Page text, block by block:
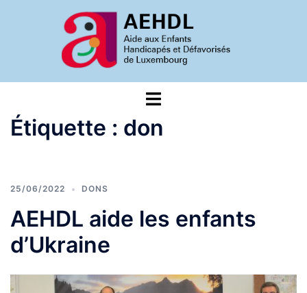
Ouvrir/fermer
menu
Étiquette : don
25/06/2022 DONS
AEHDL aide les enfants
d’Ukraine